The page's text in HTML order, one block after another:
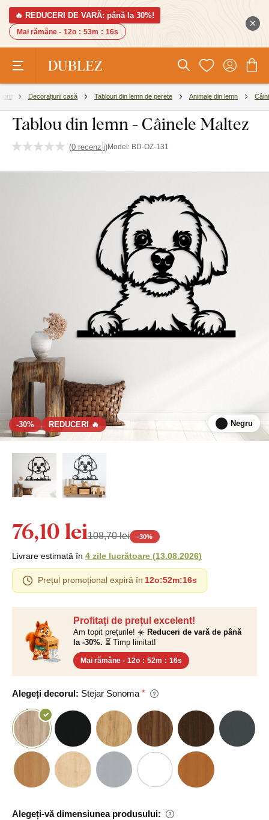
🔥 REDUCERI DE VARĂ: până la 30%!
Mai rămâne - 12o : 53m : 15s
Decorațiuni casă Tablouri din lemn de perete Animale din lemn Câini
Tablou din lemn - Câinele Maltez
(0 recenzii)Model: BD-OZ-131
-30% REDUCERI 🔥 Negru
Profitați de prețul excelent!
Am topit prețurile! ☀️ Reduceri de vară de până
la -30%. ⏳ Timp limitat!
Mai rămâne - 12o : 52m : 15s
Alegeți decorul: Stejar Sonoma
Alegeți-vă dimensiunea produsului:
76,10 lei108,70 lei -30%
Livrare estimată în 4 zile lucrătoare (13.08.2026)
Prețul promoțional expiră în 12o:52m:15s